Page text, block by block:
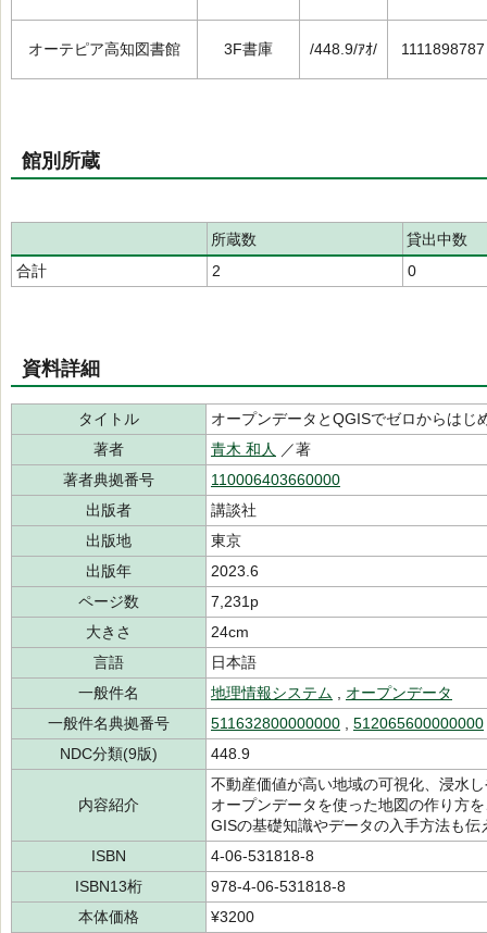
オーテピア高知図書館 3F書庫 /448.9/ｱｵ/ 1111898787
館別所蔵
所蔵数
貸出中数
合計
2 0
資料詳細
タイトル
オープンデータとQGISでゼロからはじ
著者
青木 和人
／著
著者典拠番号
110006403660000
出版者
講談社
出版地
東京
出版年
2023.6
ページ数
7,231p
大きさ
24cm
言語
日本語
一般件名
地理情報システム
オープンデータ
一般件名典拠番号
511632800000000
512065600000000
NDC分類(9版)
448.9
内容紹介
不動産価値が高い地域の可視化、浸水
オープンデータを使った地図の作り方
GISの基礎知識やデータの入手方法も伝
ISBN
4-06-531818-8
ISBN13桁
978-4-06-531818-8
本体価格
¥3200